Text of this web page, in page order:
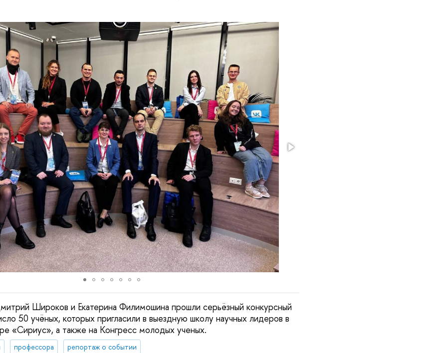
Широков и Екатерина Филимошина прошли серьёзный конкурсный
50 учёных, которых пригласили в выездную школу научных лидеров в
«Сириус», а также на Конгресс молодых ученых.
профессора
репортаж о событии